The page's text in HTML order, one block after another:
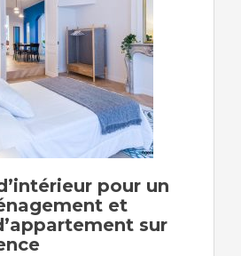
pour un
et
sur